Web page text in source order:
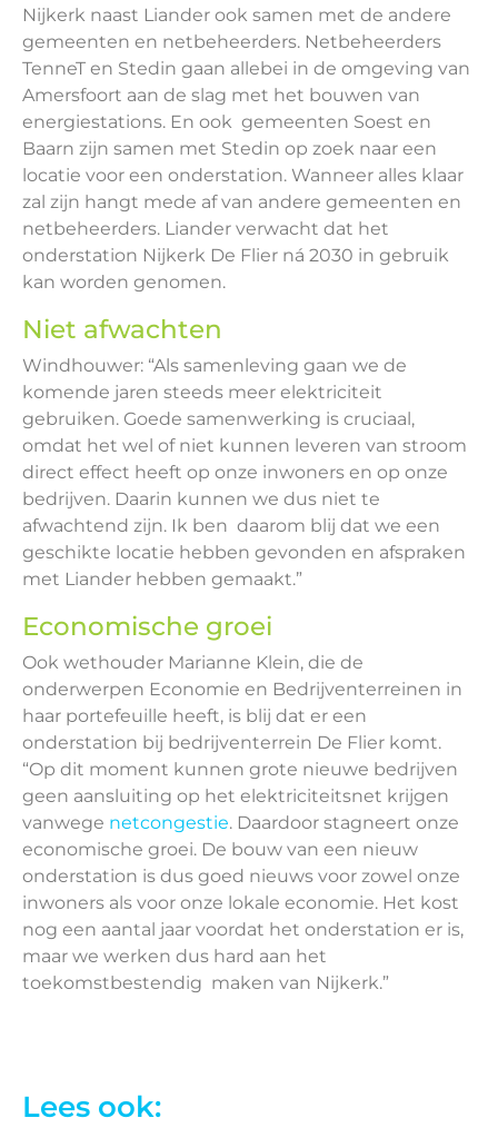
Nijkerk naast Liander ook samen met de andere
gemeenten en netbeheerders. Netbeheerders
TenneT en Stedin gaan allebei in de omgeving van
Amersfoort aan de slag met het bouwen van
energiestations. En ook gemeenten Soest en
Baarn zijn samen met Stedin op zoek naar een
locatie voor een onderstation. Wanneer alles klaar
zal zijn hangt mede af van andere gemeenten en
netbeheerders. Liander verwacht dat het
onderstation Nijkerk De Flier ná 2030 in gebruik
kan worden genomen.
Niet afwachten
Windhouwer: “Als samenleving gaan we de
komende jaren steeds meer elektriciteit
gebruiken. Goede samenwerking is cruciaal,
omdat het wel of niet kunnen leveren van stroom
direct effect heeft op onze inwoners en op onze
bedrijven. Daarin kunnen we dus niet te
afwachtend zijn. Ik ben daarom blij dat we een
geschikte locatie hebben gevonden en afspraken
met Liander hebben gemaakt.”
Economische groei
Ook wethouder Marianne Klein, die de
onderwerpen Economie en Bedrijventerreinen in
haar portefeuille heeft, is blij dat er een
onderstation bij bedrijventerrein De Flier komt.
“Op dit moment kunnen grote nieuwe bedrijven
geen aansluiting op het elektriciteitsnet krijgen
vanwege netcongestie. Daardoor stagneert onze
economische groei. De bouw van een nieuw
onderstation is dus goed nieuws voor zowel onze
inwoners als voor onze lokale economie. Het kost
nog een aantal jaar voordat het onderstation er is,
maar we werken dus hard aan het
toekomstbestendig maken van Nijkerk.”
Lees ook: